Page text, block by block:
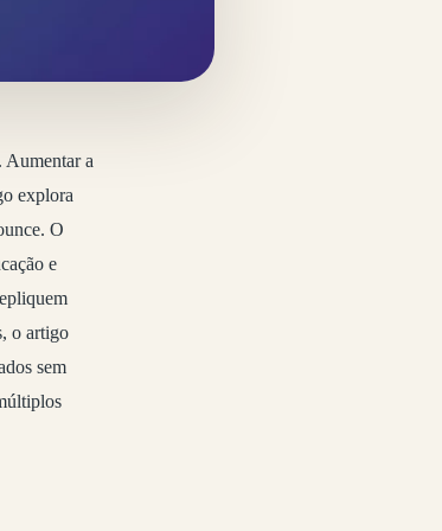
Aumentar a
explora
O
e
o artigo
sem